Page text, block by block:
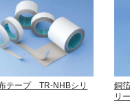
テープ TR-NHBシリ
銅
リ